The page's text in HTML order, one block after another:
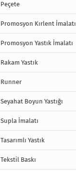
Peçete
Promosyon Kırlent İmalatı
Promosyon Yastık İmalatı
Rakam Yastık
Runner
Seyahat Boyun Yastığı
Supla İmalatı
Tasarımlı Yastık
Tekstil Baskı